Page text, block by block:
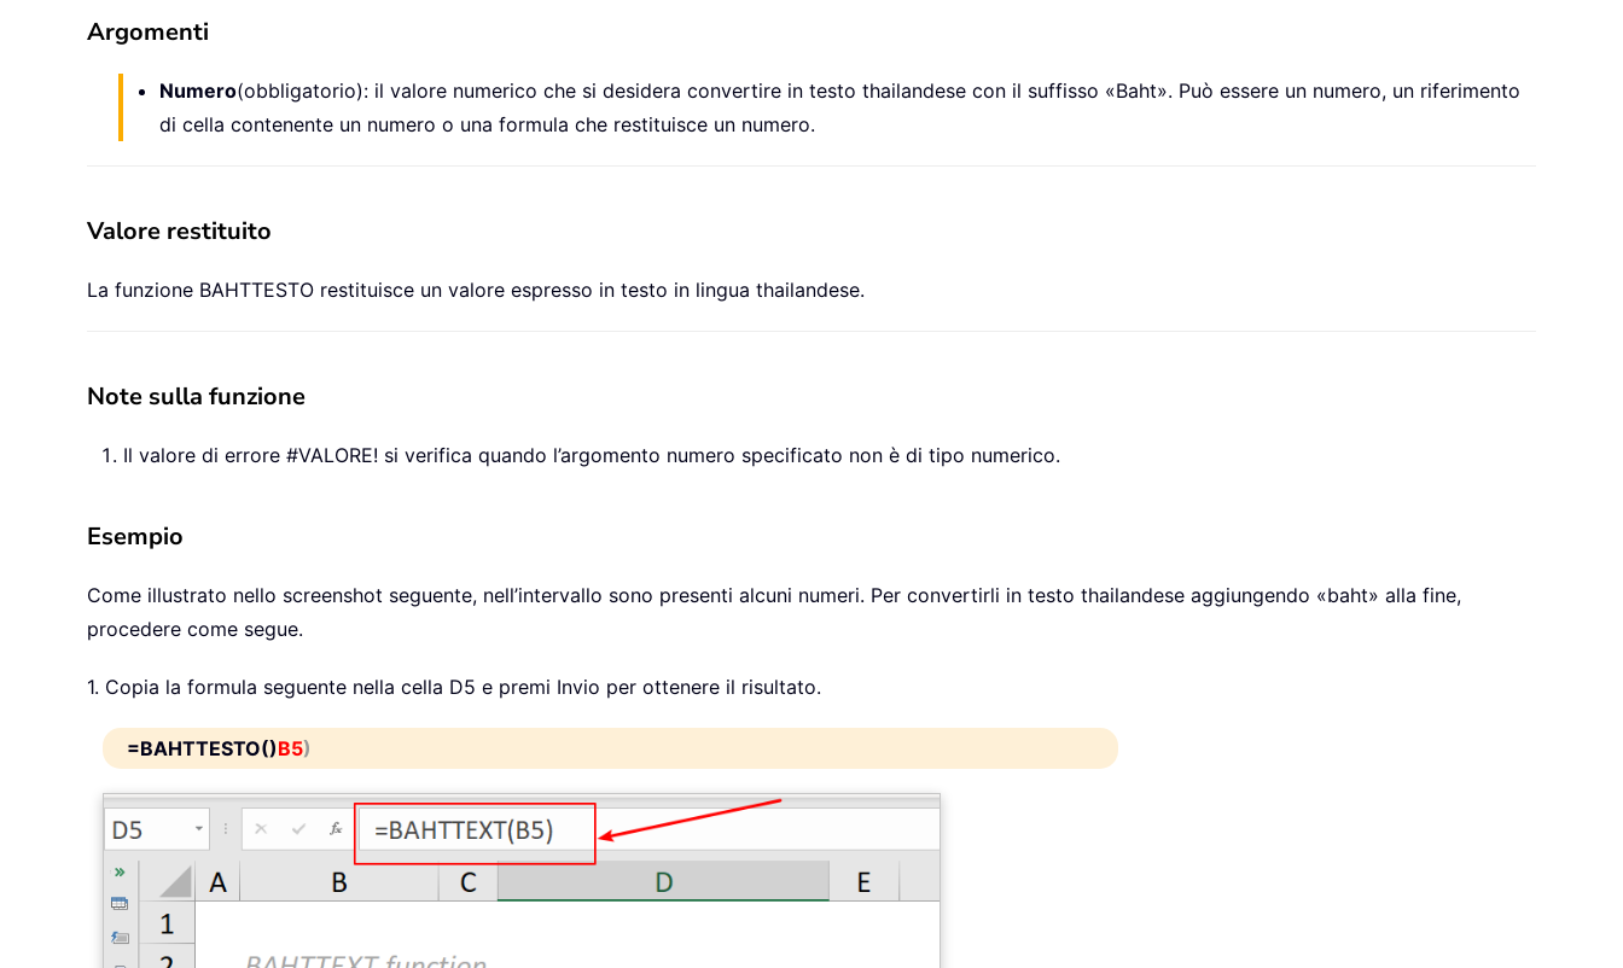
Argomenti
Numero(obbligatorio): il valore numerico che si desidera convertire in testo thailandese con il suffisso «Baht». Può essere un numero, un riferimento
di cella contenente un numero o una formula che restituisce un numero.
Valore restituito
La funzione BAHTTESTO restituisce un valore espresso in testo in lingua thailandese.
Note sulla funzione
Il valore di errore #VALORE! si verifica quando l’argomento numero specificato non è di tipo numerico.
Esempio
Come illustrato nello screenshot seguente, nell’intervallo sono presenti alcuni numeri. Per convertirli in testo thailandese aggiungendo «baht» alla fine,
procedere come segue.
1. Copia la formula seguente nella cella D5 e premi Invio per ottenere il risultato.
=BAHTTESTO()B5)